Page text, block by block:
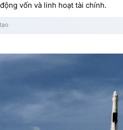
vốn và linh hoạt tài chính.